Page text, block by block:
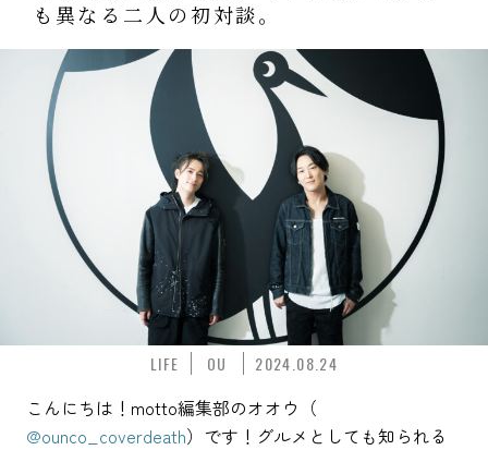
も異なる二人の初対談。
LIFE OU 2024.08.24
こんにちは！motto編集部のオオウ（
@ounco_coverdeath）です！グルメとしても知られる